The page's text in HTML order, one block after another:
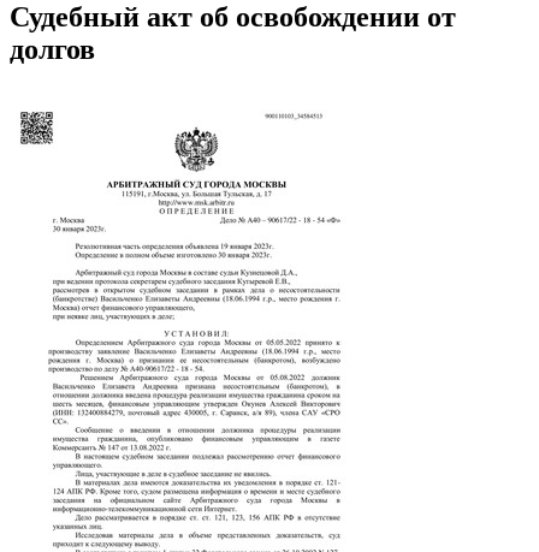
Судебный акт об освобождении от
долгов